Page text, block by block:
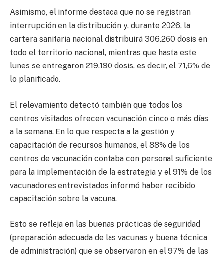
Asimismo, el informe destaca que no se registran
interrupción en la distribución y, durante 2026, la
cartera sanitaria nacional distribuirá 306.260 dosis en
todo el territorio nacional, mientras que hasta este
lunes se entregaron 219.190 dosis, es decir, el 71,6% de
lo planificado.
El relevamiento detectó también que todos los
centros visitados ofrecen vacunación cinco o más días
a la semana. En lo que respecta a la gestión y
capacitación de recursos humanos, el 88% de los
centros de vacunación contaba con personal suficiente
para la implementación de la estrategia y el 91% de los
vacunadores entrevistados informó haber recibido
capacitación sobre la vacuna.
Esto se refleja en las buenas prácticas de seguridad
(preparación adecuada de las vacunas y buena técnica
de administración) que se observaron en el 97% de las